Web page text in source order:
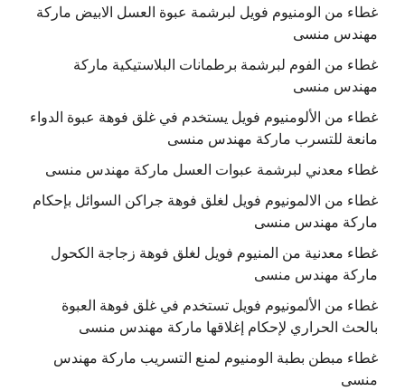
غطاء من الومنيوم فويل لبرشمة عبوة العسل الابيض ماركة
مهندس منسى
غطاء من الفوم لبرشمة برطمانات البلاستيكية ماركة
مهندس منسى
غطاء من الألومنيوم فويل يستخدم في غلق فوهة عبوة الدواء
مانعة للتسرب ماركة مهندس منسى
غطاء معدني لبرشمة عبوات العسل ماركة مهندس منسى
غطاء من الالمونيوم فويل لغلق فوهة جراكن السوائل بإحكام
ماركة مهندس منسى
غطاء معدنية من المنيوم فويل لغلق فوهة زجاجة الكحول
ماركة مهندس منسى
غطاء من الألمونيوم فويل تستخدم في غلق فوهة العبوة
بالحث الحراري لإحكام إغلاقها ماركة مهندس منسى
غطاء مبطن بطبة الومنيوم لمنع التسريب ماركة مهندس
منسى